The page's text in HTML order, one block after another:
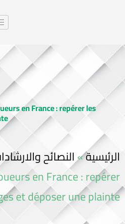
en France : repérer les
الرئيسية»النصائح
en France : repérer
et déposer une plainte